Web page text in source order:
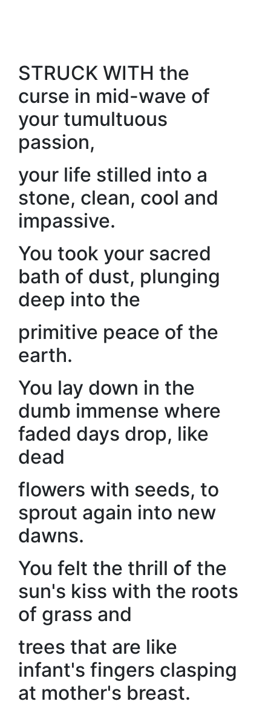
STRUCK WITH the
curse in mid-wave of
your tumultuous
passion,
your life stilled into a
stone, clean, cool and
impassive.
You took your sacred
bath of dust, plunging
deep into the
primitive peace of the
earth.
You lay down in the
dumb immense where
faded days drop, like
dead
flowers with seeds, to
sprout again into new
dawns.
You felt the thrill of the
sun's kiss with the roots
of grass and
trees that are like
infant's fingers clasping
at mother's breast.